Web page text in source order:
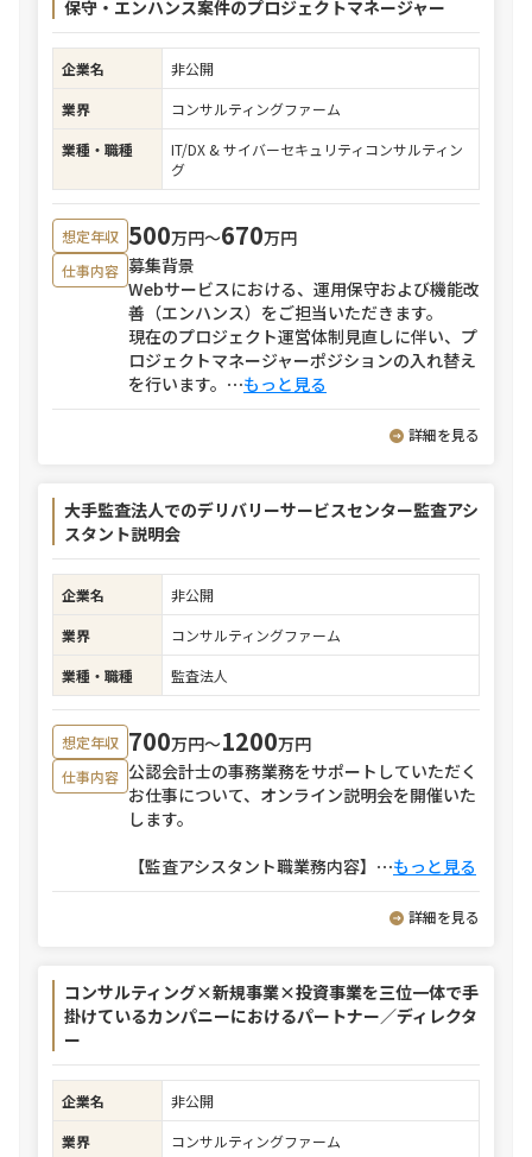
保守・エンハンス案件のプロジェクトマネージャー
企業名
非公開
業界
コンサルティングファーム
業種・職種
IT/DX & サイバーセキュリティコンサルティン
グ
想定年収 500万円〜670万円
仕事内容 募集背景
Webサービスにおける、運用保守および機能改
善（エンハンス）をご担当いただきます。
現在のプロジェクト運営体制見直しに伴い、プ
ロジェクトマネージャーポジションの入れ替え
を行います。 ⋯もっと見る
詳細を見る
大手監査法人でのデリバリーサービスセンター監査アシ
スタント説明会
企業名
非公開
業界
コンサルティングファーム
業種・職種
監査法人
想定年収 700万円〜1200万円
仕事内容 公認会計士の事務業務をサポートしていただく
お仕事について、オンライン説明会を開催いた
します。
【監査アシスタント職業務内容】 ⋯もっと見る
詳細を見る
コンサルティング×新規事業×投資事業を三位一体で手
掛けているカンパニーにおけるパートナー／ディレクタ
ー
企業名
非公開
業界
コンサルティングファーム